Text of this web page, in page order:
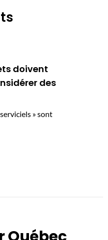
doivent
des
» sont